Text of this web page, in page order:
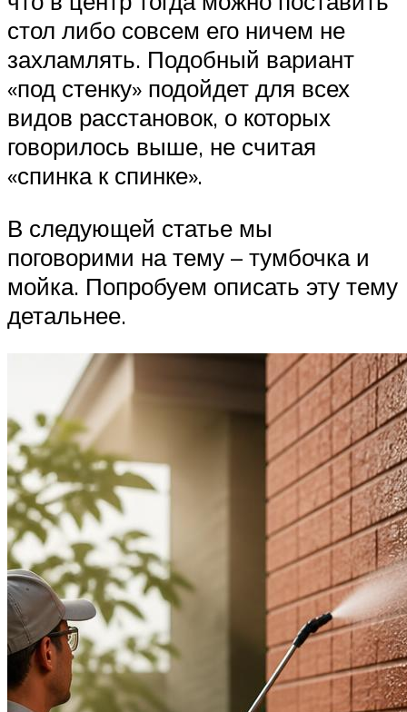
стол либо совсем его ничем не
захламлять. Подобный вариант
«под стенку» подойдет для всех
видов расстановок, о которых
говорилось выше, не считая
«спинка к спинке».
В следующей статье мы
поговорими на тему – тумбочка и
мойка. Попробуем описать эту тему
детальнее.